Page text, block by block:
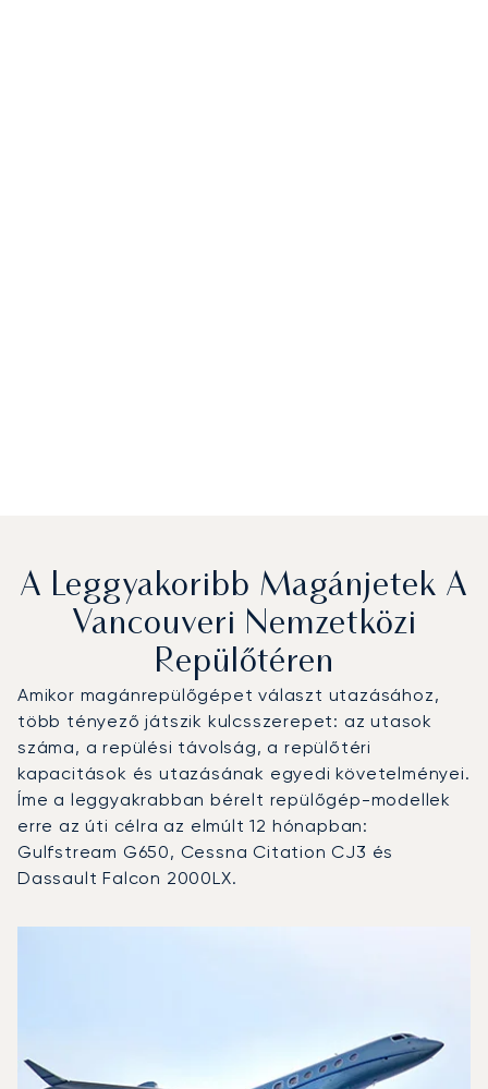
A Leggyakoribb Magánjetek A
Vancouveri Nemzetközi
Repülőtéren
Amikor magánrepülőgépet választ utazásához,
több tényező játszik kulcsszerepet: az utasok
száma, a repülési távolság, a repülőtéri
kapacitások és utazásának egyedi követelményei.
Íme a leggyakrabban bérelt repülőgép-modellek
erre az úti célra az elmúlt 12 hónapban:
Gulfstream G650, Cessna Citation CJ3 és
Dassault Falcon 2000LX.